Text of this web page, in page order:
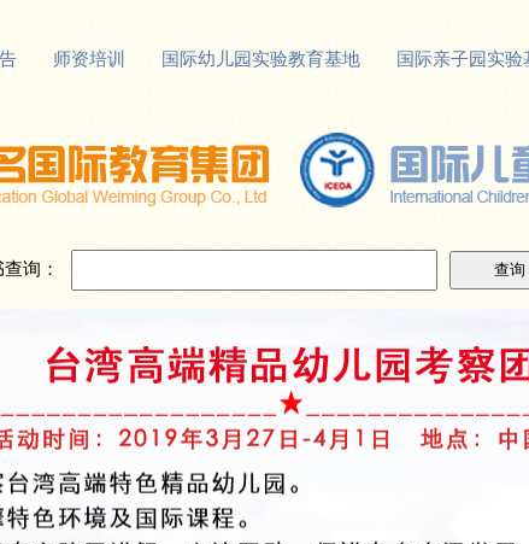
师资培训 国际幼儿园实验教育基地 国际亲子园实验
询：